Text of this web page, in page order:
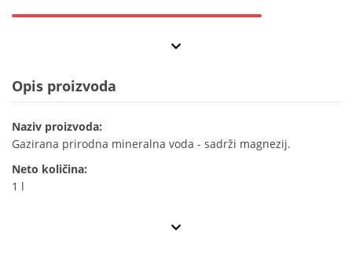
Opis proizvoda
Naziv proizvoda:
Gazirana prirodna mineralna voda - sadrži magnezij.
Neto količina:
1 l